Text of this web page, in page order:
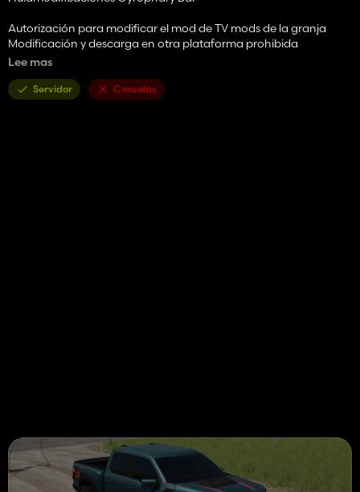
Autorización para modificar el mod de TV mods de la granja
Modificación y descarga en otra plataforma prohibida
Solo enlace original
Lee mas
Servidor Consolas